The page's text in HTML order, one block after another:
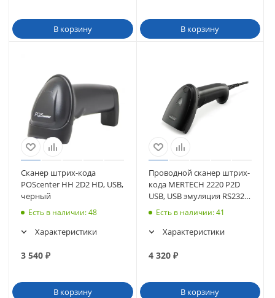
В корзину В корзину
Сканер штрих-кода
POScenter HH 2D2 HD, USB,
черный
Есть в наличии: 48
Характеристики
3 540 ₽
В корзину
Проводной сканер штрих-
кода MERTECH 2220 P2D
USB, USB эмуляция RS232,
blackЕсть в наличии: 41
Характеристики
4 320₽
В корзину